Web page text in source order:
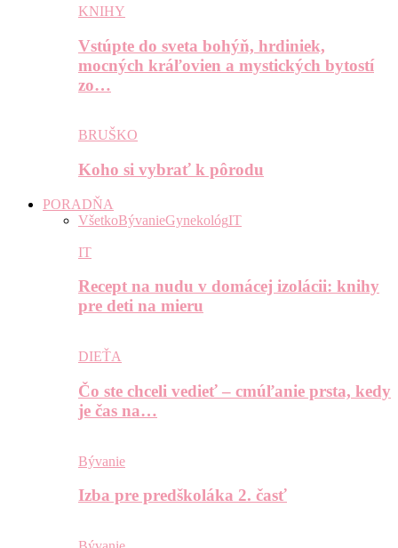
KNIHY
Vstúpte do sveta bohýň, hrdiniek,
mocných kráľovien a mystických bytostí
zo…
BRUŠKO
Koho si vybrať k pôrodu
PORADŇA
VšetkoBývanieGynekológIT
IT
Recept na nudu v domácej izolácii: knihy
pre deti na mieru
DIEŤA
Čo ste chceli vedieť – cmúľanie prsta, kedy
je čas na…
Bývanie
Izba pre predškoláka 2. časť